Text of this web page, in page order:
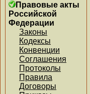
Правовые акты
Российской
Федерации
Законы
Кодексы
Конвенции
Соглашения
Протоколы
Правила
Договоры